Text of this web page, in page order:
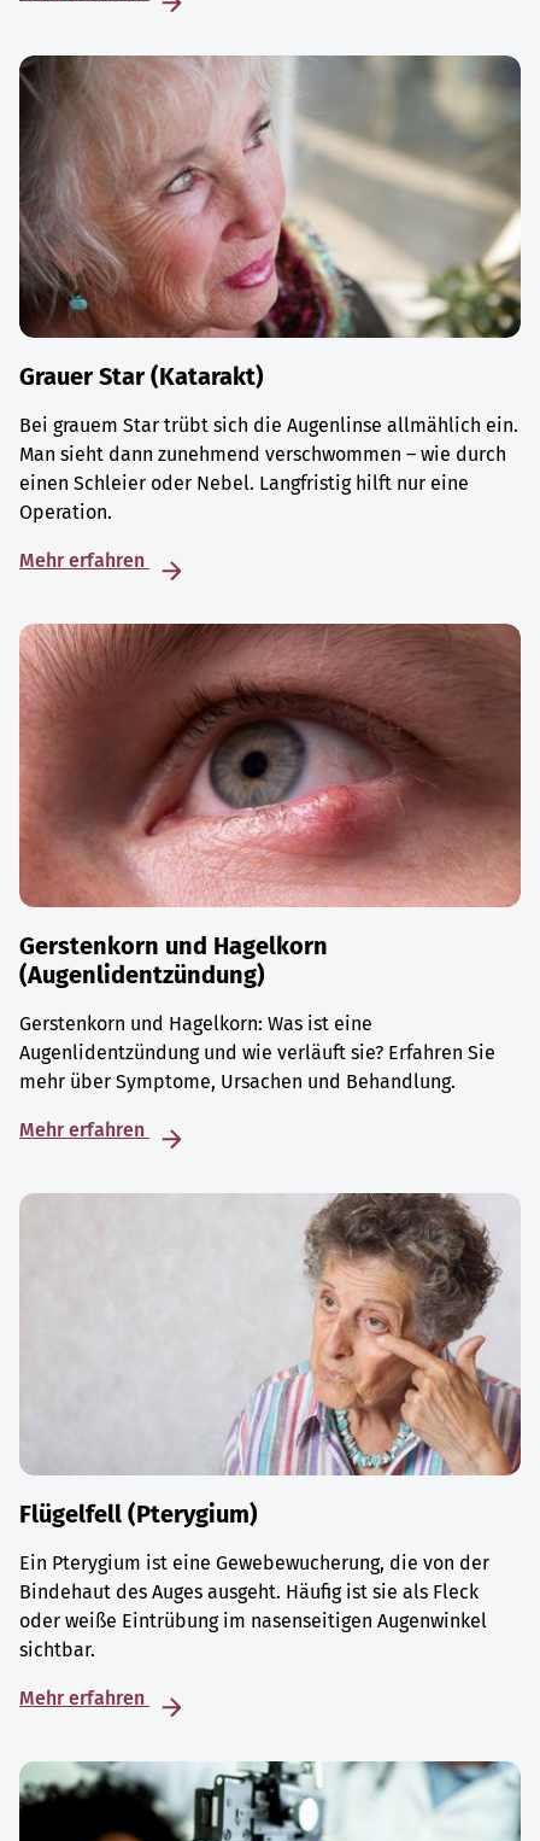
Grauer Star (Katarakt)
Bei grauem Star trübt sich die Augenlinse allmählich ein.
Man sieht dann zunehmend verschwommen – wie durch
einen Schleier oder Nebel. Langfristig hilft nur eine
Operation.
Mehr erfahren
Gerstenkorn und Hagelkorn
(Augenlidentzündung)
Gerstenkorn und Hagelkorn: Was ist eine
Augenlidentzündung und wie verläuft sie? Erfahren Sie
mehr über Symptome, Ursachen und Behandlung.
Mehr erfahren
Flügelfell (Pterygium)
Ein Pterygium ist eine Gewebewucherung, die von der
Bindehaut des Auges ausgeht. Häufig ist sie als Fleck
oder weiße Eintrübung im nasenseitigen Augenwinkel
sichtbar.
Mehr erfahren